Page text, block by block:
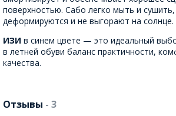
поверхностью. Сабо легко мыть и
деформируются и не выгорают на солнце.
ИЗИ в синем цвете — это идеальный
в летней обуви баланс практичности,
качества.
Отзывы - 3